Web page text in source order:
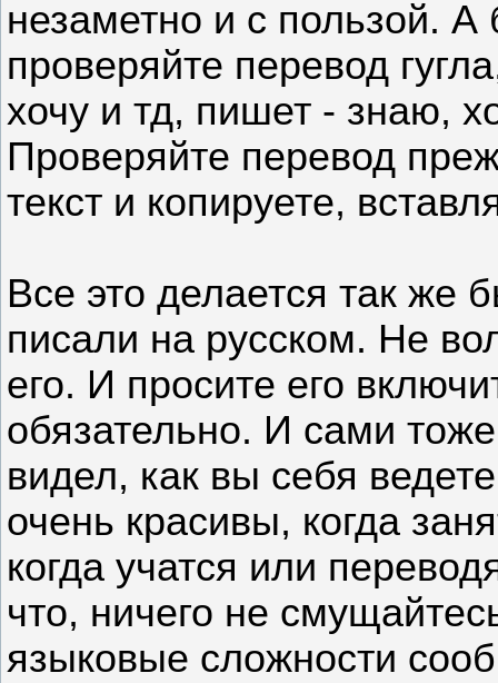
незаметно и с пользой. А
проверяйте перевод
хочу и тд, пишет - знаю,
Проверяйте перевод
текст и копируете,
Все это делается так же
писали на русском. Не
его. И просите его
обязательно. И сами
видел, как вы себя
очень красивы, когда
когда учатся или
что, ничего не
языковые сложности